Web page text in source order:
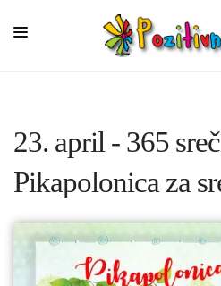
SKUPINE
MISLI
23. april - 365
Pikapolonica za